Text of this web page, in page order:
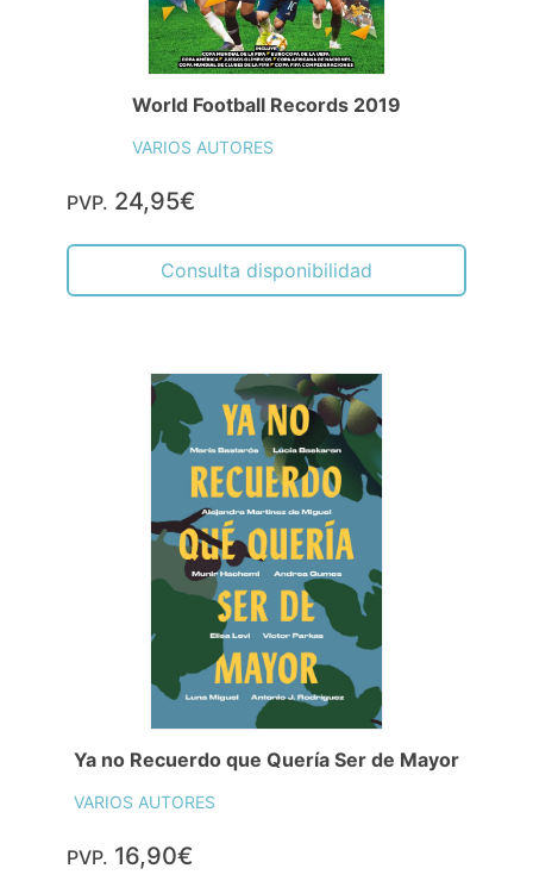
World Football Records 2019
VARIOS AUTORES
PVP. 24,95€
Consulta disponibilidad
Ya no Recuerdo que Quería Ser de Mayor
VARIOS AUTORES
PVP. 16,90€